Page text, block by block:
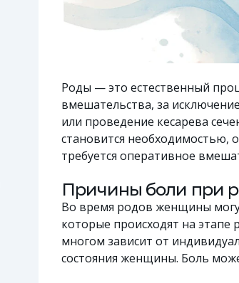
Роды — это естественный
вмешательства, за
или проведение кесарева
становится необходимостью,
требуется оперативное
Причины боли при
Во время родов женщины
которые происходят на
многом зависит от
состояния женщины. Боль